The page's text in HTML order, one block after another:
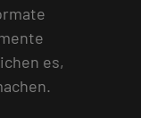
es,